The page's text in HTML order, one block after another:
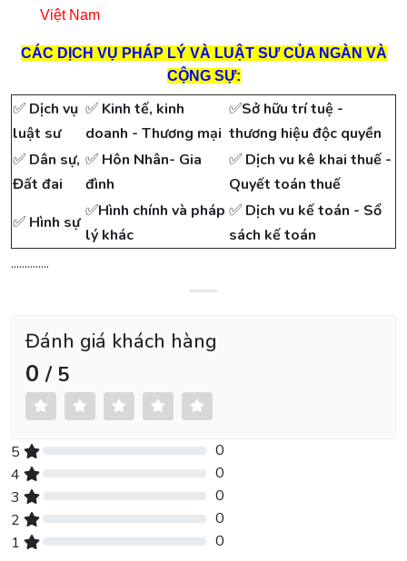
Việt Nam
CÁC DỊCH VỤ PHÁP LÝ VÀ LUẬT SƯ CỦA NGÀN VÀ
CỘNG SỰ:
✅ Dịch vụ
luật sư
✅ Kinh tế, kinh
doanh - Thương mại
✅Sở hữu trí tuệ -
thương hiệu độc quyền
✅ Dân sự,
Đất đai
✅ Hôn Nhân- Gia
đình
✅ Dịch vu kê khai thuế -
Quyết toán thuế
✅ Hình sự
✅Hình chính và pháp
lý khác
✅ Dịch vu kế toán - Sổ
sách kế toán
..............
Đánh giá khách hàng
0 / 5
5
0
4
0
3
0
2
0
1
0